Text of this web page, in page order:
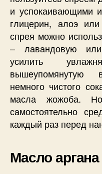
и успокаивающими
глицерин, алоэ
спрея можно
– лавандовую
усилить
немного чистого
масла жожоба. Но
самостоятельно
каждый раз перед
Масло